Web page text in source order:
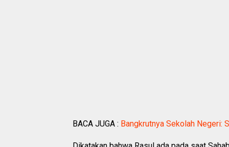
BACA JUGA : Bangkrutnya Sekolah Negeri: